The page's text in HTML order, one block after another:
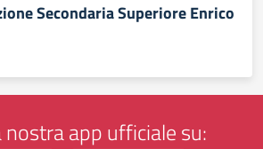
Secondaria Superiore Enrico
nostra app ufficiale su: